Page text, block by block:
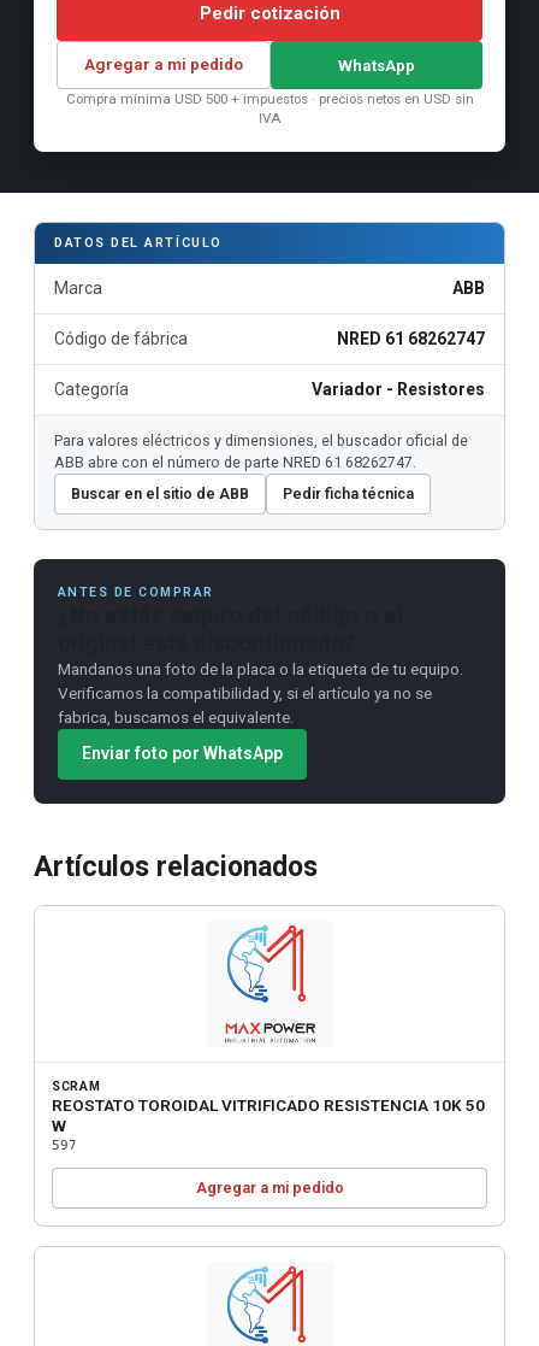
Pedir cotización
Agregar a mi pedido WhatsApp
Compra mínima USD 500 + impuestos · precios netos en USD sin
IVA
DATOS DEL ARTÍCULO
Marca ABB
Código de fábrica NRED 61 68262747
Categoría Variador - Resistores
Para valores eléctricos y dimensiones, el buscador oficial de
ABB abre con el número de parte NRED 61 68262747.
Buscar en el sitio de ABB
Pedir ficha técnica
ANTES DE COMPRAR
Mandanos una foto de la placa o la etiqueta de tu equipo.
Verificamos la compatibilidad y, si el artículo ya no se
fabrica, buscamos el equivalente.
Enviar foto por WhatsApp
Artículos relacionados
SCRAM
REOSTATO TOROIDAL VITRIFICADO RESISTENCIA 10K 50
W
597
Agregar a mi pedido